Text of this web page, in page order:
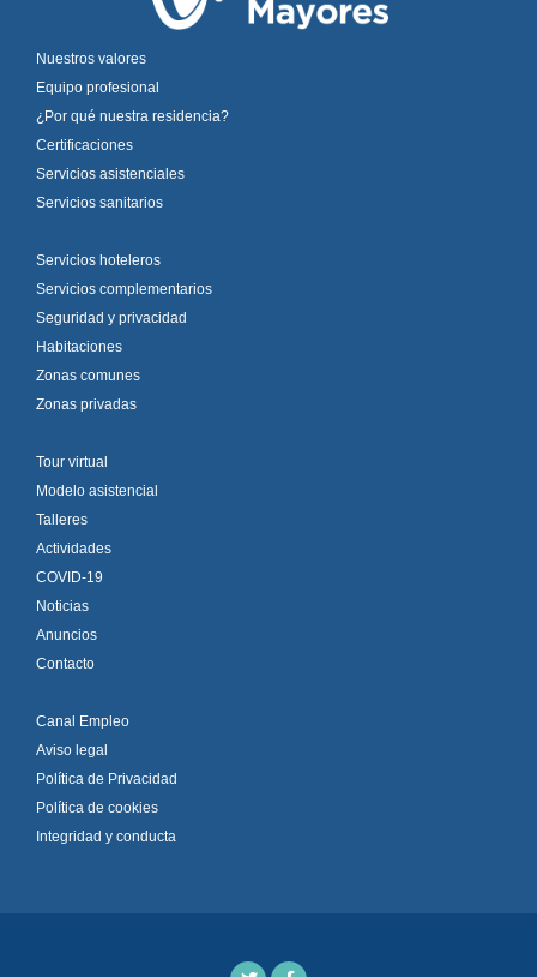
Nuestros valores
Equipo profesional
¿Por qué nuestra residencia?
Certificaciones
Servicios asistenciales
Servicios sanitarios
Servicios hoteleros
Servicios complementarios
Seguridad y privacidad
Habitaciones
Zonas comunes
Zonas privadas
Tour virtual
Modelo asistencial
Talleres
Actividades
COVID-19
Noticias
Anuncios
Contacto
Canal Empleo
Aviso legal
Política de Privacidad
Política de cookies
Integridad y conducta